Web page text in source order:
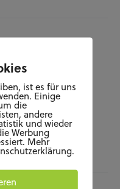
ist es für uns
Einige
die
andere
und wieder
Werbung
Mehr